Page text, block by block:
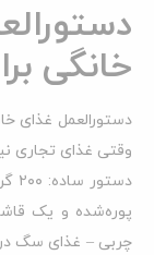
خانگی
دستورالعمل غذای
وقتی غذای تجاری
پوره‌شده و یک
چربی – غذای سگ در